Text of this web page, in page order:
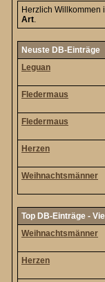
Herzlich
Art.
Neuste DB-Einträge
Leguan
Fledermaus
Fledermaus
Herzen
Weihnachtsmänner
Top DB-Einträge -
Weihnachtsmänner
Herzen